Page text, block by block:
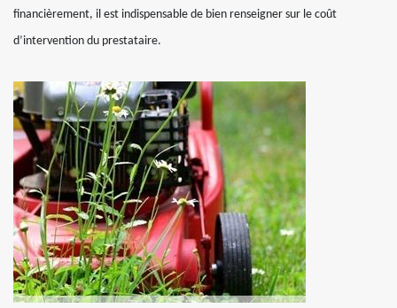
financièrement, il est indispensable de bien renseigner sur le coût
d’intervention du prestataire.